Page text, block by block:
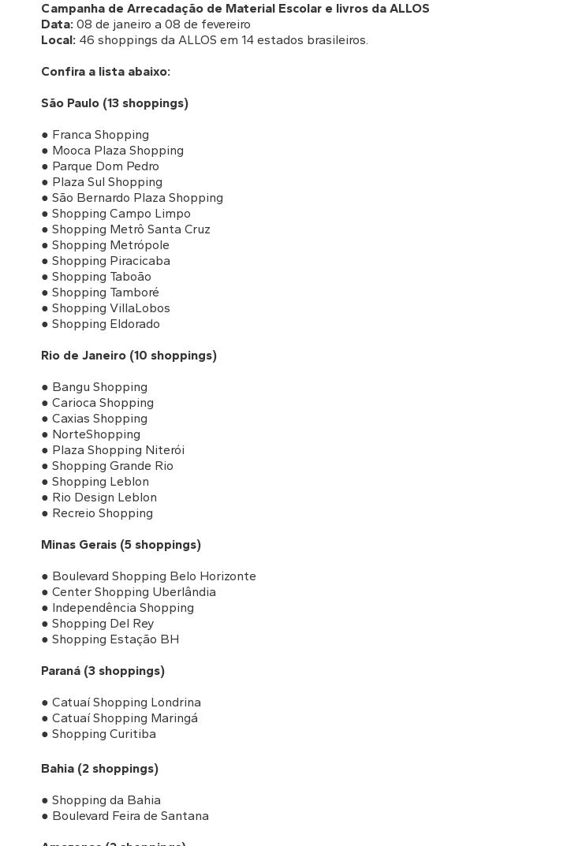
Campanha de Arrecadação de Material Escolar e livros da ALLOS
Data: 08 de janeiro a 08 de fevereiro
Local: 46 shoppings da ALLOS em 14 estados brasileiros.
Confira a lista abaixo:
São Paulo (13 shoppings)
● Franca Shopping
● Mooca Plaza Shopping
● Parque Dom Pedro
● Plaza Sul Shopping
● São Bernardo Plaza Shopping
● Shopping Campo Limpo
● Shopping Metrô Santa Cruz
● Shopping Metrópole
● Shopping Piracicaba
● Shopping Taboão
● Shopping Tamboré
● Shopping VillaLobos
● Shopping Eldorado
Rio de Janeiro (10 shoppings)
● Bangu Shopping
● Carioca Shopping
● Caxias Shopping
● NorteShopping
● Plaza Shopping Niterói
● Shopping Grande Rio
● Shopping Leblon
● Rio Design Leblon
● Recreio Shopping
Minas Gerais (5 shoppings)
● Boulevard Shopping Belo Horizonte
● Center Shopping Uberlândia
● Independência Shopping
● Shopping Del Rey
● Shopping Estação BH
Paraná (3 shoppings)
● Catuaí Shopping Londrina
● Catuaí Shopping Maringá
● Shopping Curitiba
Bahia (2 shoppings)
● Shopping da Bahia
● Boulevard Feira de Santana